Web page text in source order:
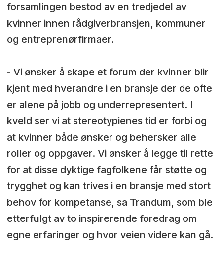
forsamlingen bestod av en tredjedel av
kvinner innen rådgiverbransjen, kommuner
og entreprenørfirmaer.
- Vi ønsker å skape et forum der kvinner blir
kjent med hverandre i en bransje der de ofte
er alene på jobb og underrepresentert. I
kveld ser vi at stereotypienes tid er forbi og
at kvinner både ønsker og behersker alle
roller og oppgaver. Vi ønsker å legge til rette
for at disse dyktige fagfolkene får støtte og
trygghet og kan trives i en bransje med stort
behov for kompetanse, sa Trandum, som ble
etterfulgt av to inspirerende foredrag om
egne erfaringer og hvor veien videre kan gå.